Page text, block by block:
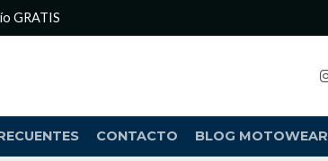
CONTACTO BLOG MOTOWEAR
GRATIS